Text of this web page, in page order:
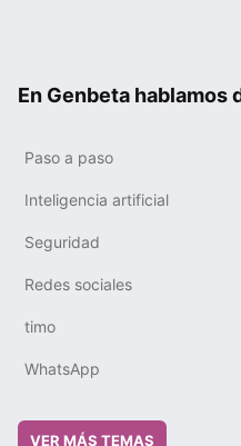
En Genbeta hablamos
Paso a paso
Inteligencia artificial
Seguridad
Redes sociales
timo
WhatsApp
VER MÁS TEMAS